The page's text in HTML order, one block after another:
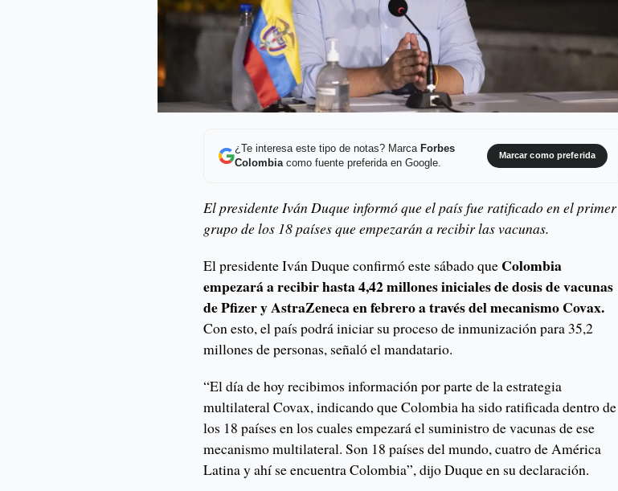
¿Te interesa este tipo de notas? Marca Forbes
Colombiacomo fuente preferida en Google.
Marcar como preferida
El presidente Iván Duque informó que el país fue ratificado en el primer
grupo de los 18 países que empezarán a recibir las vacunas.
El presidente Iván Duque confirmó este sábado que Colombia
empezará a recibir hasta 4,42 millones iniciales de dosis de vacunas
de Pfizer y AstraZeneca en febrero a través del mecanismo Covax.
Con esto, el país podrá iniciar su proceso de inmunización para 35,2
millones de personas, señaló el mandatario.
“El día de hoy recibimos información por parte de la estrategia
multilateral Covax, indicando que Colombia ha sido ratificada dentro de
los 18 países en los cuales empezará el suministro de vacunas de ese
mecanismo multilateral. Son 18 países del mundo, cuatro de América
Latina y ahí se encuentra Colombia”, dijo Duque en su declaración.